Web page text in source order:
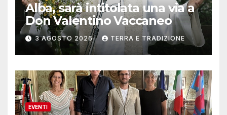
Alba, sarà intitolata una via a
Don Valentino Vaccaneo
3 AGOSTO 2026 TERRA E TRADIZIONE
EVENTI